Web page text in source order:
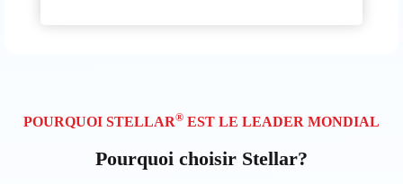
POURQUOI STELLAR® EST LE LEADER MONDIAL
Pourquoi choisir Stellar?